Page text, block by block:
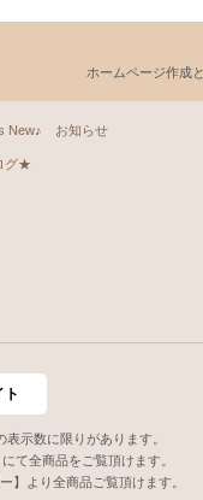
ホームページ作成
New♪ お知らせ
グ★
ト
示数に限りがあります。
て全商品をご覧頂けます。
】より全商品ご覧頂けます。